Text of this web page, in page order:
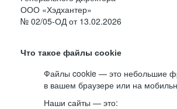
ООО «Хэдхантер»
№ 02/05-ОД от 13.02.2026
Что такое файлы cookie
Файлы cookie — это небольшие
в вашем браузере или на
Наши сайты — это: